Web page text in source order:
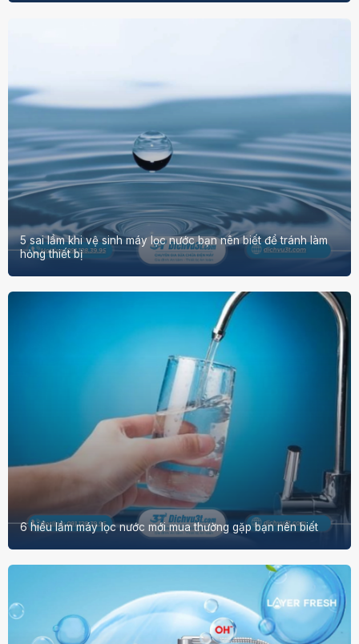
5 sai lầm khi vệ sinh máy lọc nước bạn nên biết để tránh làm
hỏng thiết bị
6 hiểu lầm máy lọc nước mới mua thường gặp bạn nên biết